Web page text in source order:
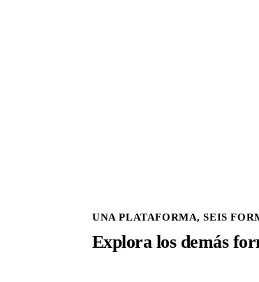
UNA PLATAFORMA, SEIS
Explora los demás